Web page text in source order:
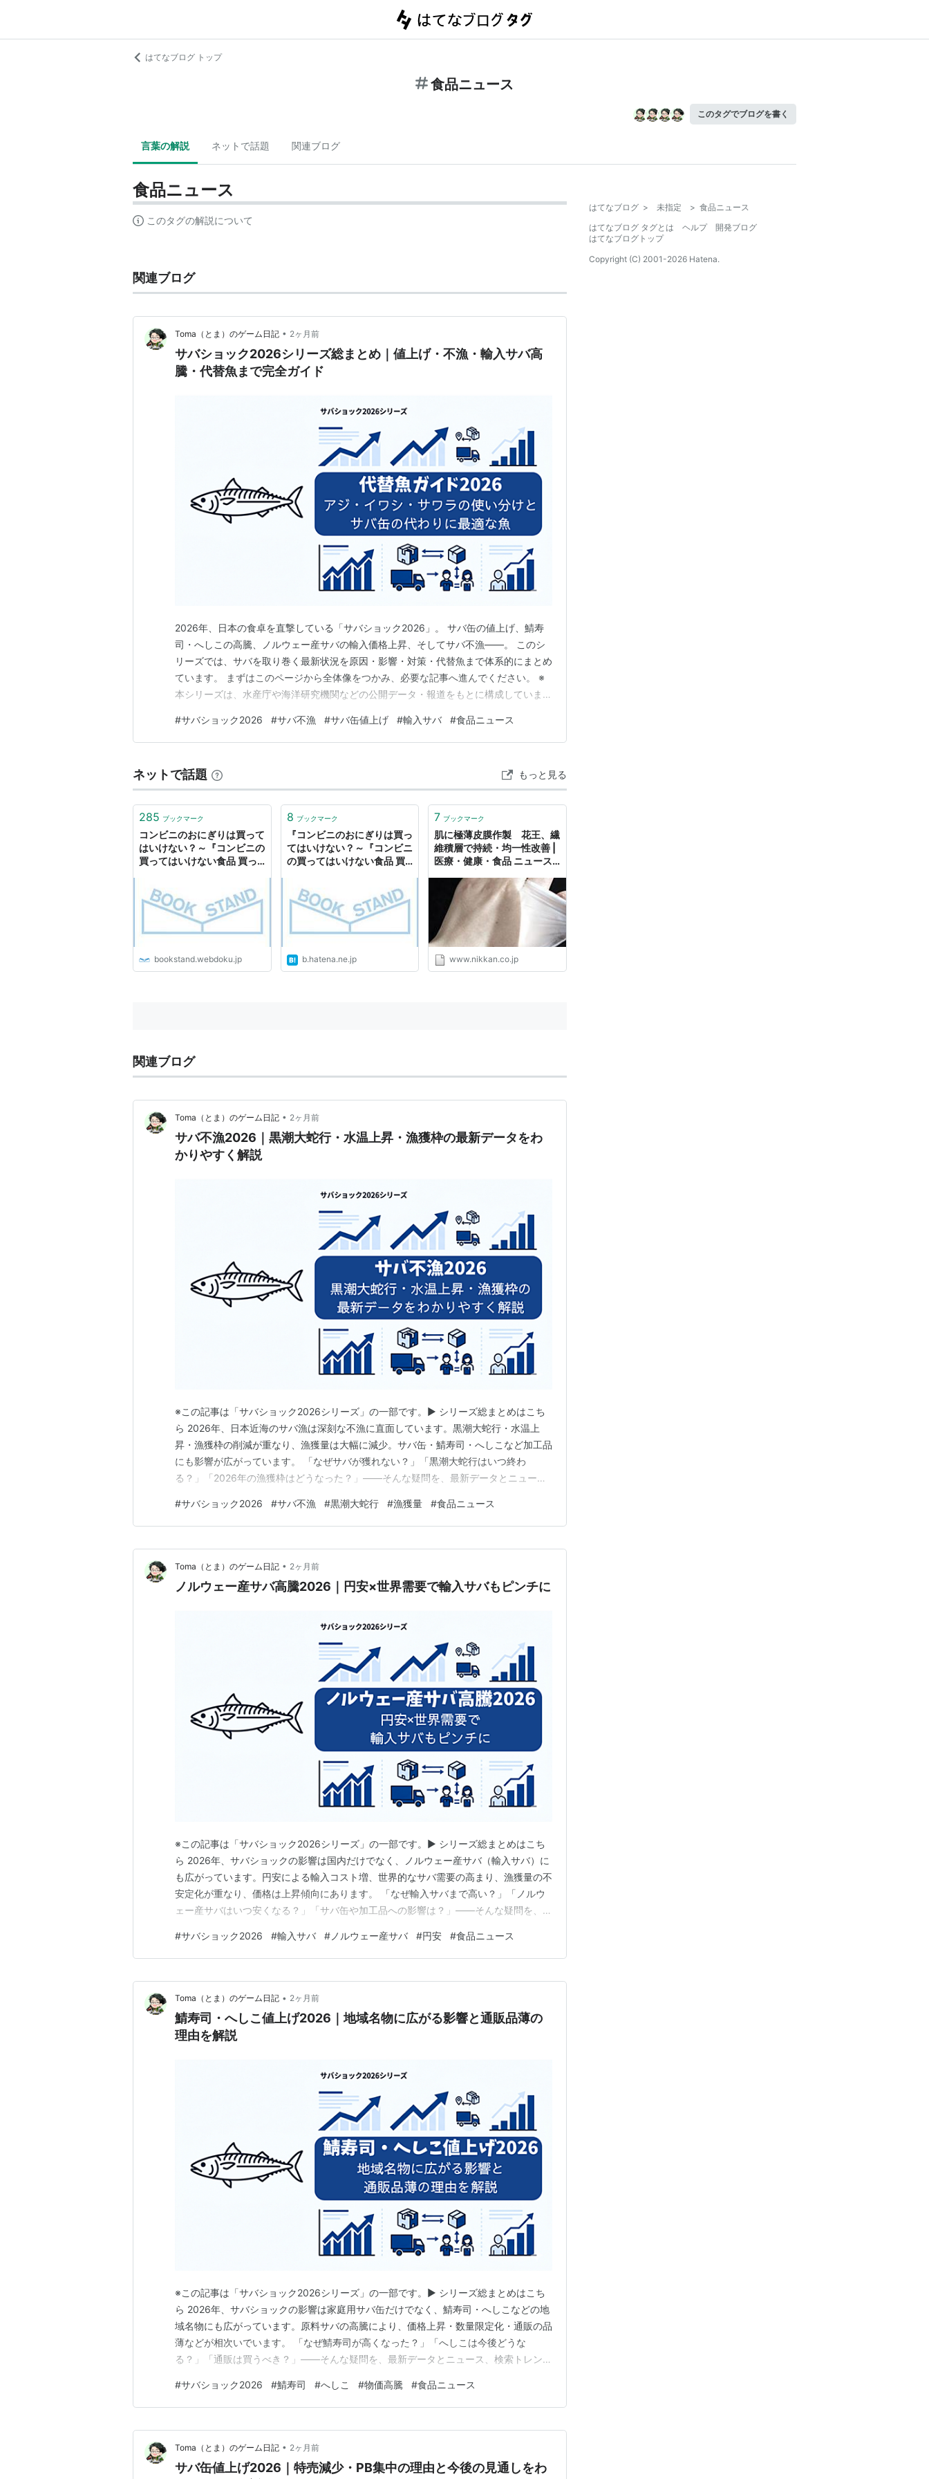
はてなブログ トップ
食品ニュース
このタグでブログを書く
言葉の解説 ネットで話題 関連ブログ
食品ニュース
このタグの解説について
関連ブログ
Toma（とま）のゲーム日記 • 2ヶ月前
サバショック2026シリーズ総まとめ｜値上げ・不漁・輸入サバ高
騰・代替魚まで完全ガイド
2026年、日本の食卓を直撃している「サバショック2026」。 サバ缶の値上げ、鯖寿
司・へしこの高騰、ノルウェー産サバの輸入価格上昇、そしてサバ不漁――。 このシ
リーズでは、サバを取り巻く最新状況を原因・影響・対策・代替魚まで体系的にまとめ
ています。 まずはこのページから全体像をつかみ、必要な記事へ進んでください。 ※
本シリーズは、水産庁や海洋研究機関などの公開データ・報道をもとに構成していま
騰） シリーズ全記事の位置づけと読む順番 生活者が知るべき「影響」と「対策」 代替
魚（アジ・イワシ・サワラ）の選び方 この…
#サバショック2026 #サバ不漁 #サバ缶値上げ #輸入サバ #食品ニュース
ネットで話題 もっと見る
285 ブックマーク
コンビニのおにぎりは買って
はいけない？～『コンビニの
買ってはいけない食品 買っ
BOOKSTAND
bookstand.webdoku.jp
8 ブックマーク
『コンビニのおにぎりは買っ
てはいけない？～『コンビニ
の買ってはいけない食品 買
｜BOOKSTAND』へのコメ
ント
b.hatena.ne.jp
7 ブックマーク
肌に極薄皮膜作製 花王、繊
維積層で持続・均一性改善 |
医療・健康・食品 ニュース |
www.nikkan.co.jp
関連ブログ
Toma（とま）のゲーム日記 • 2ヶ月前
サバ不漁2026｜黒潮大蛇行・水温上昇・漁獲枠の最新データをわ
かりやすく解説
※この記事は「サバショック2026シリーズ」の一部です。▶ シリーズ総まとめはこち
ら 2026年、日本近海のサバ漁は深刻な不漁に直面しています。黒潮大蛇行・水温上
昇・漁獲枠の削減が重なり、漁獲量は大幅に減少。サバ缶・鯖寿司・へしこなど加工品
にも影響が広がっています。 「なぜサバが獲れない？」「黒潮大蛇行はいつ終わ
る？」「2026年の漁獲枠はどうなった？」――そんな疑問を、最新データとニュー
大蛇行・水温上昇・漁場変化） 2024〜2026年の漁獲量データと漁獲枠の推移 加工品
（サバ缶・鯖寿司・へしこ）への影響 今…
#サバショック2026 #サバ不漁 #黒潮大蛇行 #漁獲量 #食品ニュース
Toma（とま）のゲーム日記 • 2ヶ月前
ノルウェー産サバ高騰2026｜円安×世界需要で輸入サバもピンチに
※この記事は「サバショック2026シリーズ」の一部です。▶ シリーズ総まとめはこち
ら 2026年、サバショックの影響は国内だけでなく、ノルウェー産サバ（輸入サバ）に
も広がっています。円安による輸入コスト増、世界的なサバ需要の高まり、漁獲量の不
安定化が重なり、価格は上昇傾向にあります。 「なぜ輸入サバまで高い？」「ノルウ
ェー産サバはいつ安くなる？」「サバ缶や加工品への影響は？」――そんな疑問を、最
ー産サバが高騰している理由（円安・世界需要・漁獲量） 2026年の輸入サバ市場の変
化 サバ缶・加工品への影響 今後の価格見…
#サバショック2026 #輸入サバ # ノルウェー産サバ #円安 #食品ニュース
Toma（とま）のゲーム日記 • 2ヶ月前
鯖寿司・へしこ値上げ2026｜地域名物に広がる影響と通販品薄の
理由を解説
※この記事は「サバショック2026シリーズ」の一部です。▶ シリーズ総まとめはこち
ら 2026年、サバショックの影響は家庭用サバ缶だけでなく、鯖寿司・へしこなどの地
域名物にも広がっています。原料サバの高騰により、価格上昇・数量限定化・通販の品
薄などが相次いでいます。 「なぜ鯖寿司が高くなった？」「へしこは今後どうな
る？」「通販は買うべき？」――そんな疑問を、最新データとニュース、検索トレンド
2026年の原料サバ不足と地域名物への影響 通販での品薄・数量限定化の背景 買うべき
タイミングと選び方 代替品（アジ寿司・イワシ…
#サバショック2026 #鯖寿司 #へしこ #物価高騰 #食品ニュース
Toma（とま）のゲーム日記 • 2ヶ月前
サバ缶値上げ2026｜特売減少・PB集中の理由と今後の見通しをわ
はてなブログ > 未指定 > 食品ニュース
はてなブログ タグとは
ヘルプ
開発ブログ
はてなブログトップ
Copyright (C) 2001-2026 Hatena.